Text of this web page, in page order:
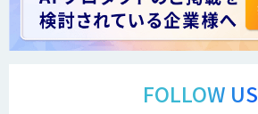
FOLLOW US